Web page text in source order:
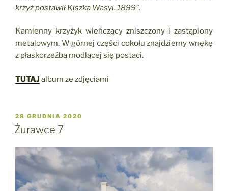
krzyż postawił Kiszka Wasyl. 1899”.
Kamienny krzyżyk wieńczący zniszczony i zastąpiony
metalowym. W górnej części cokołu znajdziemy wnękę
z płaskorzeźbą modlącej się postaci.
TUTAJ album ze zdjęciami
OPUBLIKOWANE
W
28 GRUDNIA 2020
Żurawce 7